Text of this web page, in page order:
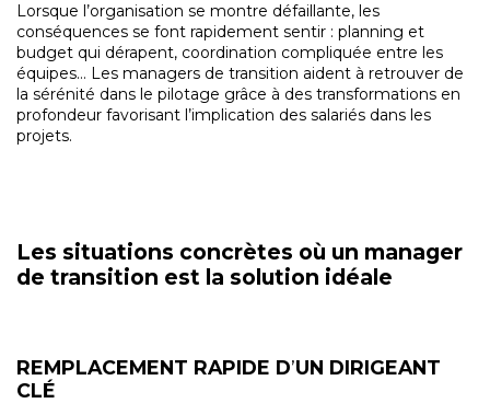
Lorsque l’organisation se montre défaillante, les
conséquences se font rapidement sentir : planning et
budget qui dérapent, coordination compliquée entre les
équipes… Les managers de transition aident à retrouver de
la sérénité dans le pilotage grâce à des transformations en
profondeur favorisant l’implication des salariés dans les
projets.
Les situations concrètes où un manager
de transition est la solution idéale
REMPLACEMENT RAPIDE D’UN DIRIGEANT
CLÉ